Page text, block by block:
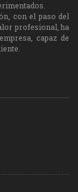
con el paso del
profesional, ha
capaz de